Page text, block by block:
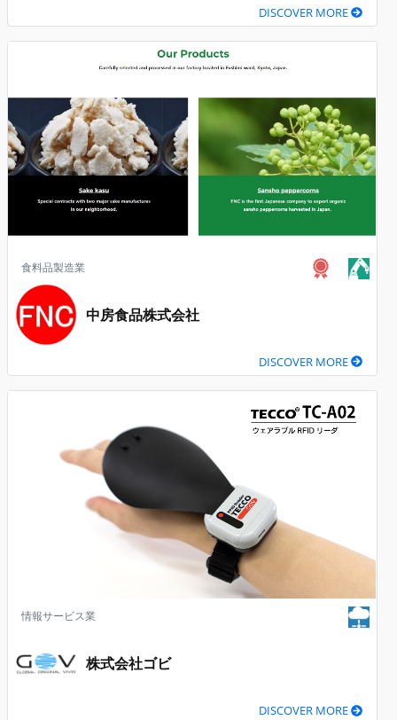
DISCOVER MORE
食料品製造業
中房食品株式会社
DISCOVER MORE
情報サービス業
株式会社ゴビ
DISCOVER MORE